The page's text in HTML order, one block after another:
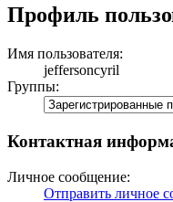
Профиль
Имя пользователя:
jeffersoncyril
Группы:
Контактная
Личное сообщение:
Отправить личное